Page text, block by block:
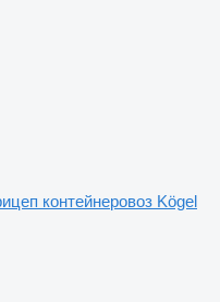
контейнеровоз Kögel